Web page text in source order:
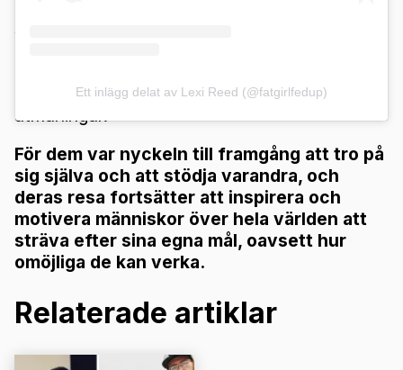
Ett inlägg delat av Lexi Reed (@fatgirlfedup)
steg mot ett hälsosammare liv är värt att ta.
hopp till många som står inför liknande
utmaningar.
För dem var nyckeln till framgång att tro på
sig själva och att stödja varandra, och
deras resa fortsätter att inspirera och
motivera människor över hela världen att
sträva efter sina egna mål, oavsett hur
omöjliga de kan verka.
Relaterade artiklar